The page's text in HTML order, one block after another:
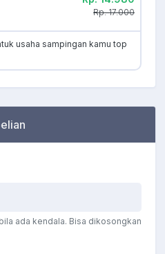
Rp. 17.000
usaha sampingan kamu top
ada kendala. Bisa dikosongkan